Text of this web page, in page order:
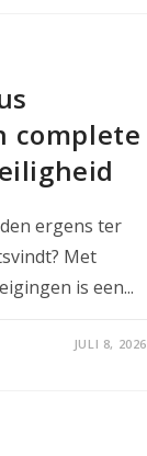
complete
ergens ter
Met
is een...
JULI 8, 2026